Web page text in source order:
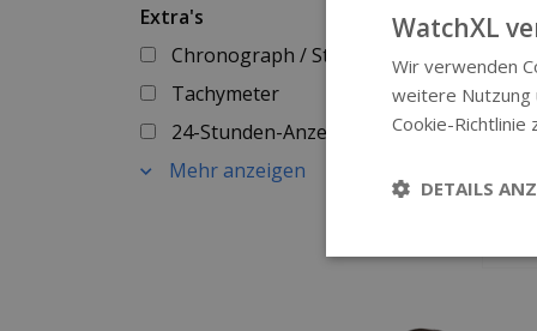
Extra's
Chronograph / Stoppuhr
Tachymeter
24-Stunden-Anzeige
Mehr anzeigen
WatchXL
Wir verwenden
weitere Nutzung
Cookie-Richtlinie
DETAILS